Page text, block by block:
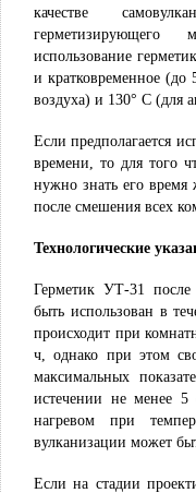
качестве
герметизирующего
использование
и кратковременное
воздуха) и 130° С (для
Если предполагается
времени, то для того
нужно знать его
после смешения всех
Технологические
Герметик УТ-31
быть использован в
происходит при
ч, однако при этом
максимальных
истечении не менее 5
нагревом при
вулканизации может
Если на стадии